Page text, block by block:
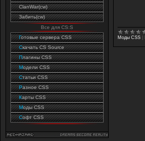
ClanWar(cw)
Забить(cw)
Все для CS:S
Готовые сервера CSS
Cкачать CS Source
Плагины CSS
Модели CSS
Статьи CSS
Разное CSS
Карты CSS
Моды CSS
Софт CSS
Моды CSS